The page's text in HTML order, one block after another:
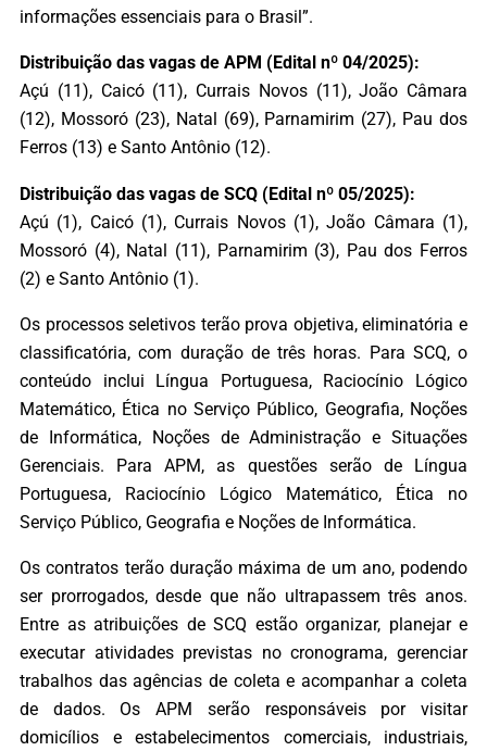
informações essenciais para o Brasil”.
Distribuição das vagas de APM (Edital nº 04/2025):
Açú (11), Caicó (11), Currais Novos (11), João Câmara
(12), Mossoró (23), Natal (69), Parnamirim (27), Pau dos
Ferros (13) e Santo Antônio (12).
Distribuição das vagas de SCQ (Edital nº 05/2025):
Açú (1), Caicó (1), Currais Novos (1), João Câmara (1),
Mossoró (4), Natal (11), Parnamirim (3), Pau dos Ferros
(2) e Santo Antônio (1).
Os processos seletivos terão prova objetiva, eliminatória e
classificatória, com duração de três horas. Para SCQ, o
conteúdo inclui Língua Portuguesa, Raciocínio Lógico
Matemático, Ética no Serviço Público, Geografia, Noções
de Informática, Noções de Administração e Situações
Gerenciais. Para APM, as questões serão de Língua
Portuguesa, Raciocínio Lógico Matemático, Ética no
Serviço Público, Geografia e Noções de Informática.
Os contratos terão duração máxima de um ano, podendo
ser prorrogados, desde que não ultrapassem três anos.
Entre as atribuições de SCQ estão organizar, planejar e
executar atividades previstas no cronograma, gerenciar
trabalhos das agências de coleta e acompanhar a coleta
de dados. Os APM serão responsáveis por visitar
domicílios e estabelecimentos comerciais, industriais,